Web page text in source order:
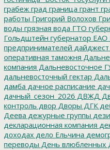
грабеж град граница грант
работы Григорий Волохов
воды грязная вода ГТО
Гольдштейн губернатор ЕАО
предпринимателей дайджест
оперативная таможня
компания Дальневосточное
дальневосточный гектар
дамба дачное расписание
дачный_сезон_2026 ДВЖД
контроль двор Дворы ДГК
Деева дежурные группы
декларационная компания
доходах дело Ельчина
переводы День влюбленных